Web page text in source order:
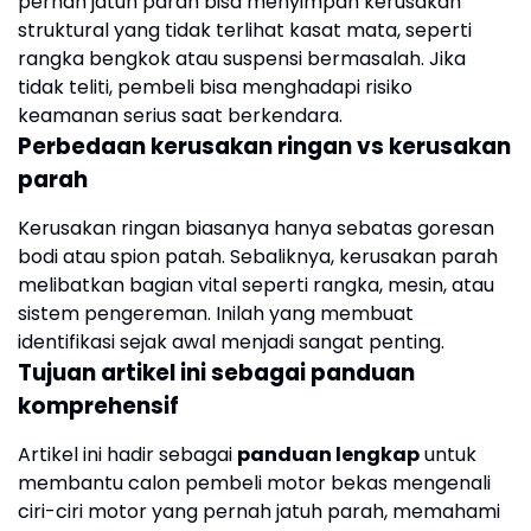
struktural yang tidak terlihat kasat mata, seperti
rangka bengkok atau suspensi bermasalah. Jika
tidak teliti, pembeli bisa menghadapi risiko
keamanan serius saat berkendara.
Perbedaan kerusakan ringan vs kerusakan
parah
Kerusakan ringan biasanya hanya sebatas goresan
bodi atau spion patah. Sebaliknya, kerusakan parah
melibatkan bagian vital seperti rangka, mesin, atau
sistem pengereman. Inilah yang membuat
identifikasi sejak awal menjadi sangat penting.
Tujuan artikel ini sebagai panduan
komprehensif
Artikel ini hadir sebagai panduan lengkapuntuk
membantu calon pembeli motor bekas mengenali
ciri-ciri motor yang pernah jatuh parah, memahami